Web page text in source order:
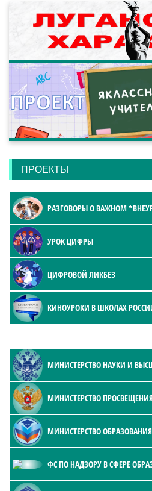
ПРОЕКТЫ
РАЗГОВОРЫ О ВАЖНОМ
УРОК ЦИФРЫ
ЦИФРОВОЙ ЛИКБЕЗ
КИНОУРОКИ В ШКОЛАХ
МИНИСТЕРСТВО НАУКИ И
МИНИСТЕРСТВО
МИНИСТЕРСТВО
ФС ПО НАДЗОРУ В СФЕРЕ